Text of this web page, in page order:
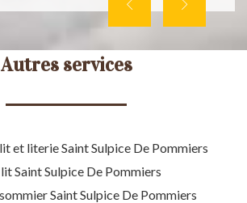
Autres services
et literie Saint Sulpice De Pommiers
Saint Sulpice De Pommiers
Saint Sulpice De Pommiers